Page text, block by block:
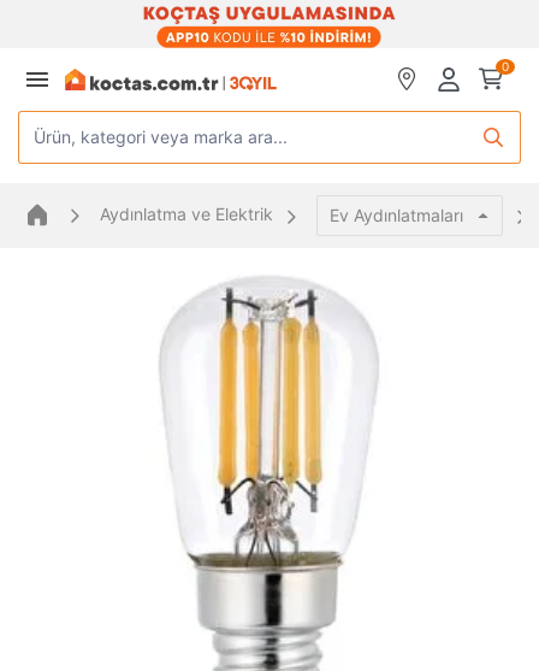
0
Ürün, kategori veya marka ara...
Aydınlatma ve Elektrik Ev Aydınlatmaları